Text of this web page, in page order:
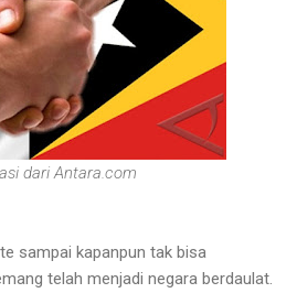
dari Antara.com
sampai kapanpun tak bisa
telah menjadi negara berdaulat.